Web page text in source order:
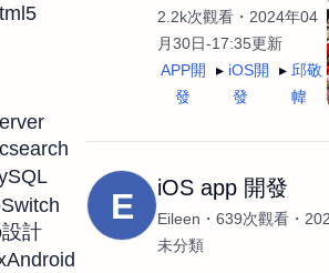
計
Android
戶外vlog 產品設計
2.2k次觀看
2024年04
月30日-17:35更新
APP開
發
iOS開
發
邱敬
幃
E iOS app 開發
Eileen 639次觀看
未分類